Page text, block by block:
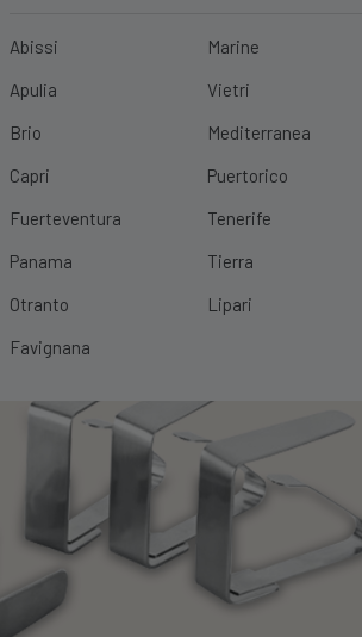
Abissi
Apulia
Brio
Capri
Fuerteventura
Panama
Otranto
Favignana
Marine
Vietri
Mediterranea
Puertorico
Tenerife
Tierra
Lipari
PRIMO ORDINE?10% DI SCONTO